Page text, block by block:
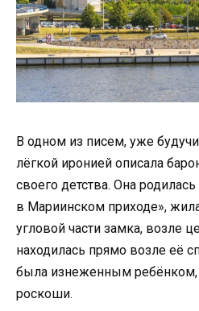
В одном из писем, уже
лёгкой иронией описала
своего детства. Она
в Мариинском приходе»,
угловой части замка, возле
находилась прямо возле её
была изнеженным
роскоши.